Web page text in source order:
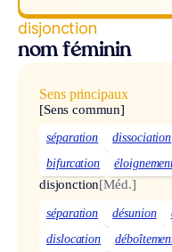
disjonction
nom féminin
Sens principaux
[Sens commun]
séparation dissociation
bifurcation
disjonction[Méd.]
séparation désunion
dislocation